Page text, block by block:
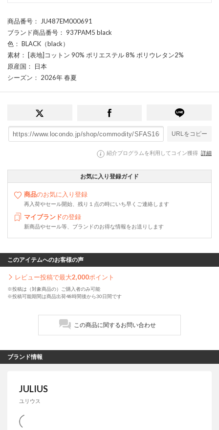
商品番号 ： JU487EM000691
ブランド商品番号 ： 937PAM5 black
色 ： BLACK（black）
素材 ： [表地]コットン 90% ポリエステル 8% ポリウレタン2%
原産国 ： 日本
シーズン ： 2026年 春夏
URLをコピー
紹介プログラムを利用してコイン獲得 詳細
お気に入り登録ガイド
商品のお気に入り登録
再入荷やセール開始、残り１点の時にいち早くご連絡します
マイブランドの登録
新商品やセール等、ブランドのお得な情報をお送りします
このアイテムへのお客様の声
レビュー投稿で最大2,000ポイント
※投稿は（対象商品の）ご購入者のみ可能
※投稿可能期間は商品出荷48時間後から30日間です
この商品に関するお問い合わせ
ブランド情報
JULIUS
ユリウス